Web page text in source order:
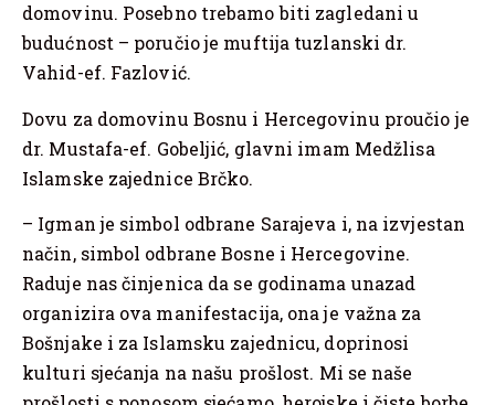
domovinu. Posebno trebamo biti zagledani u
budućnost – poručio je muftija tuzlanski dr.
Vahid-ef. Fazlović.
Dovu za domovinu Bosnu i Hercegovinu proučio je
dr. Mustafa-ef. Gobeljić, glavni imam Medžlisa
Islamske zajednice Brčko.
– Igman je simbol odbrane Sarajeva i, na izvjestan
način, simbol odbrane Bosne i Hercegovine.
Raduje nas činjenica da se godinama unazad
organizira ova manifestacija, ona je važna za
Bošnjake i za Islamsku zajednicu, doprinosi
kulturi sjećanja na našu prošlost. Mi se naše